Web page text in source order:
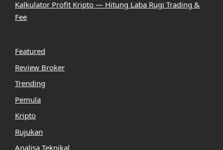
Kalkulator Profit Kripto — Hitung Laba Rugi Trading &
Fee
Featured
Review Broker
Trending
Pemula
Kripto
Rujukan
Analisa Teknikal